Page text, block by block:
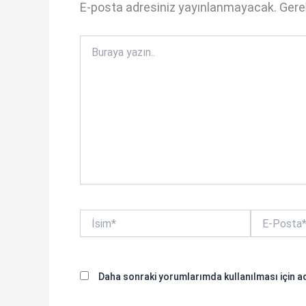
o
k
E-posta adresiniz yayınlanmayacak.
yazın..
İsim*
Posta*
Daha sonraki yorumlarımda kullanılması için